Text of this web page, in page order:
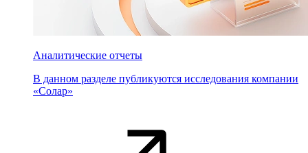
Аналитические отчеты
В данном разделе публикуются исследования компании
«Солар»